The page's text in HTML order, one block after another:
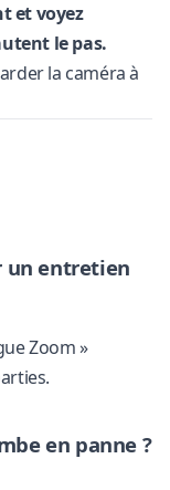
et voyez
le pas.
la caméra à
un entretien
Zoom »
en panne ?